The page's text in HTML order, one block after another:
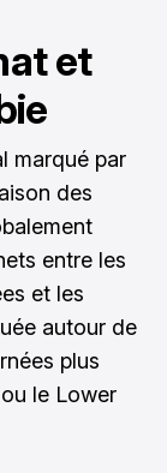
et
marqué par
des
entre les
et les
autour de
plus
le Lower